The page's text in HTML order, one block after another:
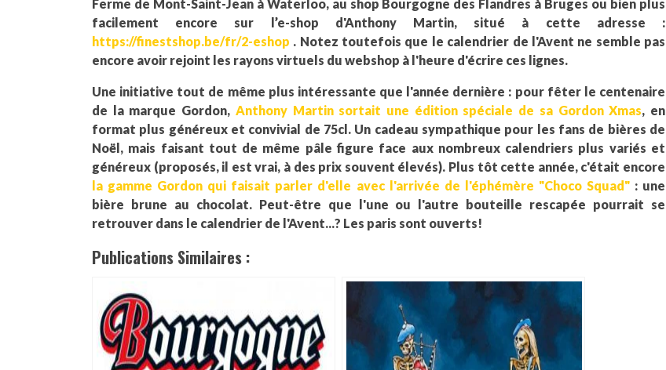
Ferme de Mont-Saint-Jean à Waterloo, au shop Bourgogne des Flandres à Bruges ou bien plus
facilement encore sur l’e-shop d'Anthony Martin, situé à cette adresse :
https://finestshop.be/fr/2-eshop . Notez toutefois que le calendrier de l'Avent ne semble pas
encore avoir rejoint les rayons virtuels du webshop à l'heure d'écrire ces lignes.
Une initiative tout de même plus intéressante que l'année dernière : pour fêter le centenaire
de la marque Gordon, Anthony Martin sortait une édition spéciale de sa Gordon Xmas, en
format plus généreux et convivial de 75cl. Un cadeau sympathique pour les fans de bières de
Noël, mais faisant tout de même pâle figure face aux nombreux calendriers plus variés et
généreux (proposés, il est vrai, à des prix souvent élevés). Plus tôt cette année, c'était encore
la gamme Gordon qui faisait parler d'elle avec l'arrivée de l'éphémère "Choco Squad": une
bière brune au chocolat. Peut-être que l'une ou l'autre bouteille rescapée pourrait se
retrouver dans le calendrier de l'Avent...? Les paris sont ouverts!
Publications Similaires :